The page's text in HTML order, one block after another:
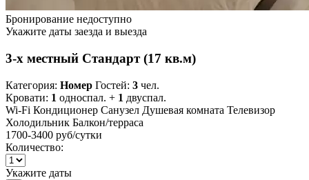
Бронирование недоступно
Укажите даты заезда и выезда
3-х местный Стандарт (17 кв.м)
Категория: Номер Гостей: 3 чел.
Кровати: 1 односпал. + 1 двуспал.
Wi-Fi Кондиционер Санузел Душевая комната Телевизор
Холодильник Балкон/терраса
1700-3400 руб/сутки
Количество:
Укажите даты